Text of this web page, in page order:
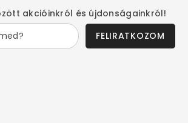
akcióinkról és újdonságainkról!
FELIRATKOZOM